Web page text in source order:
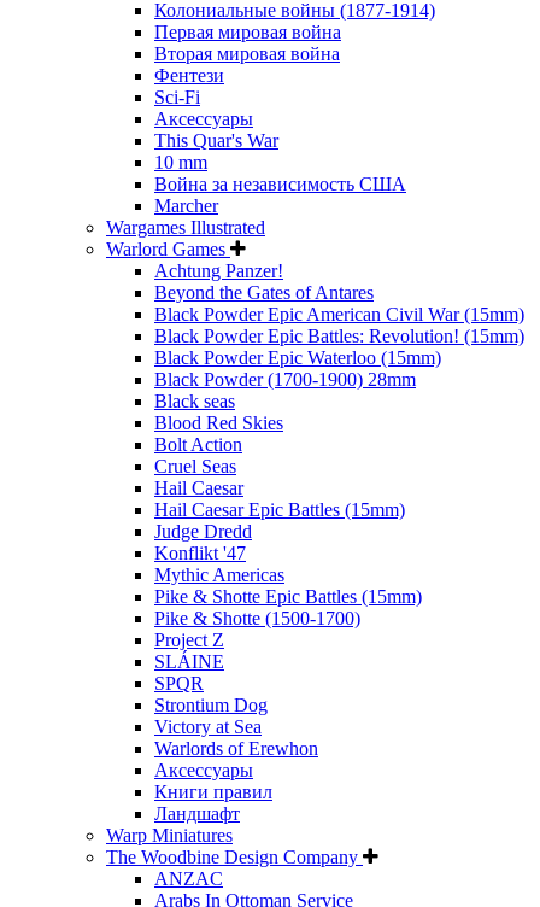
Колониальные войны (1877-1914)
Первая мировая война
Вторая мировая война
Фентези
Sci-Fi
Аксессуары
This Quar's War
10 mm
Война за независимость США
Marcher
Wargames Illustrated
Warlord Games
Achtung Panzer!
Beyond the Gates of Antares
Black Powder Epic American Civil War (15mm)
Black Powder Epic Battles: Revolution! (15mm)
Black Powder Epic Waterloo (15mm)
Black Powder (1700-1900) 28mm
Black seas
Blood Red Skies
Bolt Action
Cruel Seas
Hail Caesar
Hail Caesar Epic Battles (15mm)
Judge Dredd
Konflikt '47
Mythic Americas
Pike & Shotte Epic Battles (15mm)
Pike & Shotte (1500-1700)
Project Z
SLÁINE
SPQR
Strontium Dog
Victory at Sea
Warlords of Erewhon
Аксессуары
Книги правил
Ландшафт
Warp Miniatures
The Woodbine Design Company
ANZAC
Arabs In Ottoman Service